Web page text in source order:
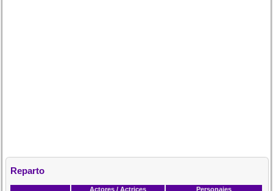
Reparto
Actores / Actrices Personajes